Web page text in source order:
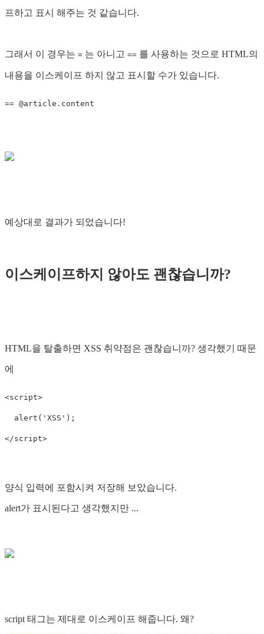
프하고 표시 해주는 것 같습니다.
그래서 이 경우는 = 는 아니고 == 를 사용하는 것으로 HTML의
내용을 이스케이프 하지 않고 표시할 수가 있습니다.
== @article . content
예상대로 결과가 되었습니다!
이스케이프하지 않아도 괜찮습니까?
HTML을 탈출하면 XSS 취약점은 괜찮습니까? 생각했기 때문
에
<script>
alert ( ' XSS ' );
</script
양식 입력에 포함시켜 저장해 보았습니다.
alert가 표시된다고 생각했지만 ...
script 태그는 제대로 이스케이프 해줍니다. 왜?